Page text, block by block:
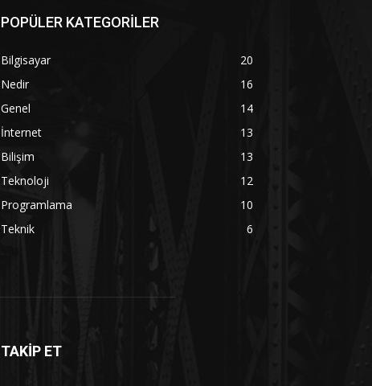
POPÜLER KATEGORİLER
Bilgisayar
20
Nedir
16
Genel
14
İnternet
13
Bilişim
13
Teknoloji
12
Programlama
10
Teknik
6
TAKİP ET